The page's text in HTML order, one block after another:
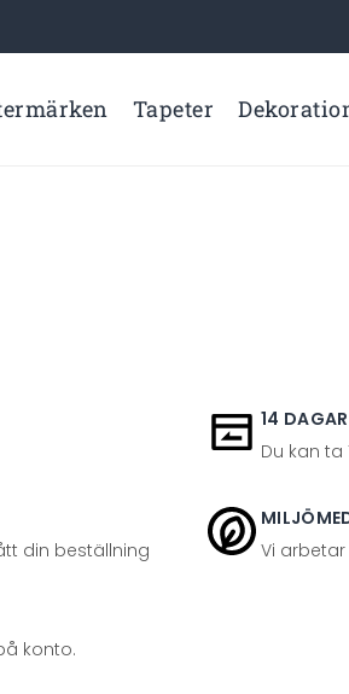
Tapeter
14
Du kan
din beställning
Vi
konto.